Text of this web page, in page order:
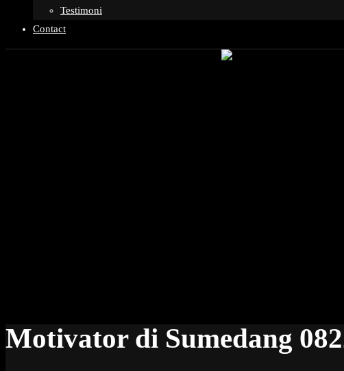
Testimoni
Contact
Motivator di Sumedang